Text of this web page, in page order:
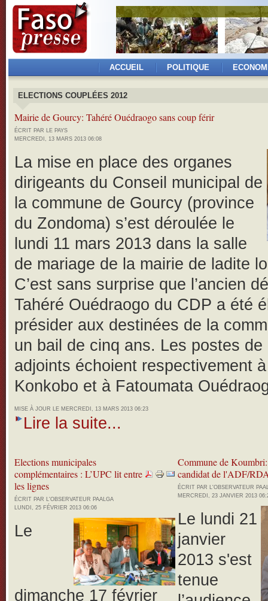
ACCUEIL POLITIQUE
ELECTIONS COUPLÉES 2012
Mairie de Gourcy: Tahéré Ouédraogo sans coup férir
ÉCRIT PAR LE PAYS
MERCREDI, 13 MARS 2013 06:08
La mise en place des organes
dirigeants du Conseil municipal de
la commune de Gourcy (province
du Zondoma) s’est déroulée le
lundi 11 mars 2013 dans la salle
de mariage de la mairie de ladite
C’est sans surprise que l’ancien
Tahéré Ouédraogo du CDP a été
présider aux destinées de la
un bail de cinq ans. Les postes de
adjoints échoient respectivement
Konkobo et à Fatoumata
MISE À JOUR LE MERCREDI, 13 MARS 2013 06:23
Lire la suite...
Elections municipales
complémentaires : L’UPC lit entre
les lignes
ÉCRIT PAR L'OBSERVATEUR PAALGA
LUNDI, 25 FÉVRIER 2013 06:06
Le
dimanche 17 février
Commune de
candidat de l'ADF/
ÉCRIT PAR L'OBSERVATEUR
MERCREDI, 23 JANVIER 2013
Le lundi 21
janvier
2013 s'est
tenue